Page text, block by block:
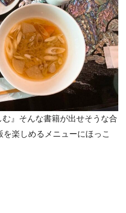
』そんな書籍が出せそうな合
を楽しめるメニューにほっこ